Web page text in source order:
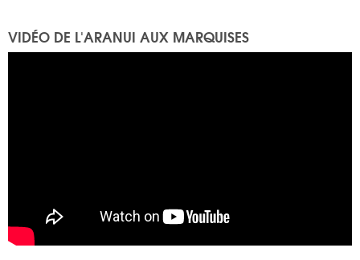
VIDÉO DE L'ARANUI AUX MARQUISES